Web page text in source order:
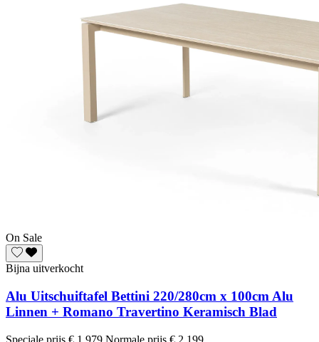
On Sale
Bijna uitverkocht
Alu Uitschuiftafel Bettini 220/280cm x 100cm Alu
Linnen + Romano Travertino Keramisch Blad
Speciale prijs € 1.979 Normale prijs € 2.199